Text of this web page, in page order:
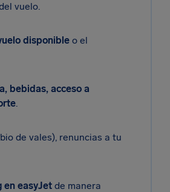
vuelo.
disponible o el
bebidas, acceso a
.
de vales), renuncias a tu
en easyJet de manera